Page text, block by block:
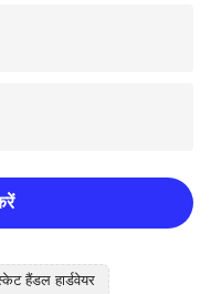
हैंडल हार्डवेयर